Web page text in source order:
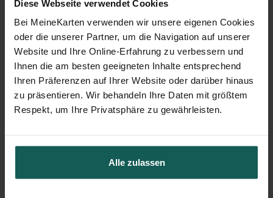
Diese Webseite verwendet Cookies
Bei MeineKarten verwenden wir unsere eigenen Cookies
oder die unserer Partner, um die Navigation auf unserer
Website und Ihre Online-Erfahrung zu verbessern und
Ihnen die am besten geeigneten Inhalte entsprechend
Ihren Präferenzen auf Ihrer Website oder darüber hinaus
zu präsentieren. Wir behandeln Ihre Daten mit größtem
Respekt, um Ihre Privatsphäre zu gewährleisten.
Alle zulassen